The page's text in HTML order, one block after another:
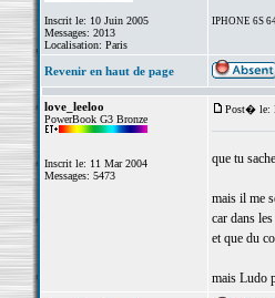
Inscrit le: 10 Juin 2005
Messages: 2013
Localisation: Paris
IPHONE 6S
Revenir en haut de page
love_leeloo
PowerBook G3 Bronze
Inscrit le: 11 Mar 2004
Messages: 5473
Post� le:
que tu
mais il me
car dans
et que du
mais Ludo